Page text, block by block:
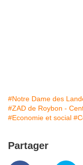
#Notre Dame des
#ZAD de Roybon -
#Economie et social
Partager